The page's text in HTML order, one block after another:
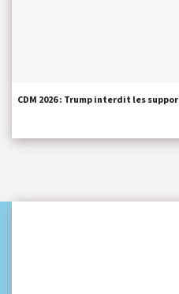
CDM 2026 : Trump interdit les